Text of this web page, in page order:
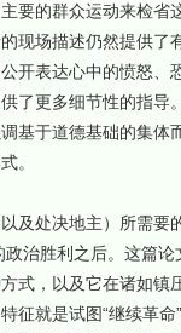
要的群众运动来检
现场描述仍然提供
表达心中的愤怒、
了更多细节性的指
基于道德基础的集
。
处决地主）所需要
治胜利之后。这篇论
式，以及它在诸如
征就是试图“继续革